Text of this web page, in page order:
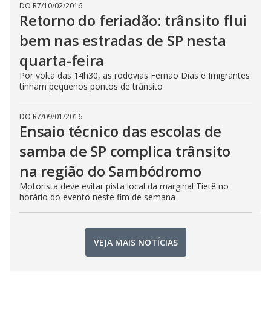
DO R7/10/02/2016
Retorno do feriadão: trânsito flui
bem nas estradas de SP nesta
quarta-feira
Por volta das 14h30, as rodovias Fernão Dias e Imigrantes
tinham pequenos pontos de trânsito
DO R7/09/01/2016
Ensaio técnico das escolas de
samba de SP complica trânsito
na região do Sambódromo
Motorista deve evitar pista local da marginal Tietê no
horário do evento neste fim de semana
VEJA MAIS NOTÍCIAS